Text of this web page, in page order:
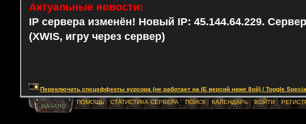
Актуальные новости:
IP сервера изменён! Новый IP: 45.144.64.229.
(XWIS, игру через сервер)
Переключить спецэффекты курсора (не работает на IE версий ниже 8ой) / Toggle
НАЧАЛО
ПОМОЩЬ СТАТИСТИКА СЕРВЕРА ПОИСК КАЛЕНДАРЬ ВОЙТИ